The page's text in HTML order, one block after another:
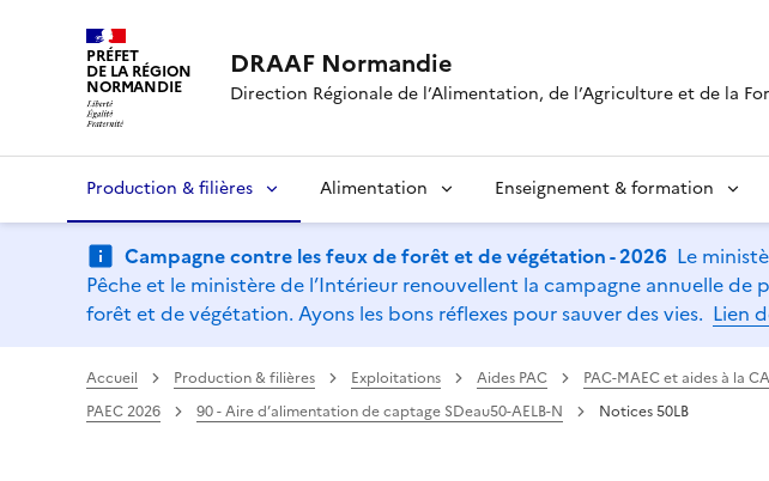
PRÉFET
DE LA RÉGION
NORMANDIE
DRAAF Normandie
Direction Régionale de l’Alimentation, de l’Agriculture et de la
Production & filières Alimentation Enseignement & formation
Campagne contre les feux de forêt et de végétation - 2026 Le
Pêche et le ministère de l’Intérieur renouvellent la campagne annuelle
forêt et de végétation. Ayons les bons réflexes pour sauver des vies. Lien
Accueil Production & filières Exploitations Aides PAC PAC-MAEC et aides à la
PAEC 2026
90 - Aire d’alimentation de captage SDeau50-AELB-N Notices 50LB